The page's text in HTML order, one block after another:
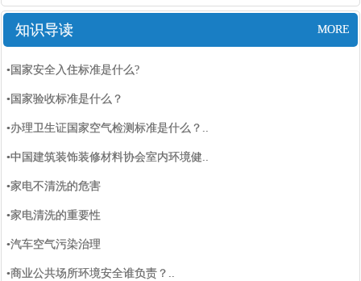
知识导读 MORE
•国家安全入住标准是什么?
•国家验收标准是什么？
•办理卫生证国家空气检测标准是什么？..
•中国建筑装饰装修材料协会室内环境健..
•家电不清洗的危害
•家电清洗的重要性
•汽车空气污染治理
•商业公共场所环境安全谁负责？..